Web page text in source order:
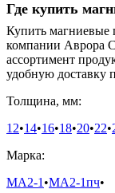
Где купить
Купить
компании Аврора
ассортимент
удобную доставку
Толщина, мм:
12•14•16•18•20•22•
Марка:
МА2-1•МА2-1пч•